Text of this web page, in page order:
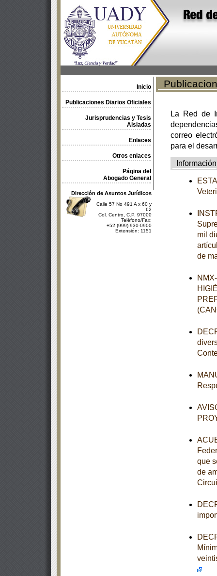
Inicio
Publicaciones Diarios Oficiales
Jurisprudencias y Tesis
Aisladas
Enlaces
Otros enlaces
Página del
Abogado General
Dirección de Asuntos Jurídicos
Calle 57 No 491 A x 60 y
62
Col. Centro, C.P. 97000
Teléfono/Fax:
+52 (999) 930-0900
Extensión: 1151
La Red de
correo
para el
Información
mil
de
que
de